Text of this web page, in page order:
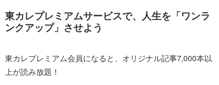
東カレプレミアムサービスで、人生を「ワンラ
ンクアップ」させよう
東カレプレミアム会員になると、オリジナル記事7,000本以
上が読み放題！